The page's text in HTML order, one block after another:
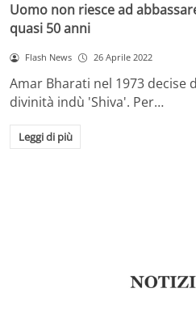
Uomo non riesce ad
quasi 50 anni
Flash News 26 Aprile 2022
Amar Bharati nel 1973 decise
divinità indù 'Shiva'. Per…
Leggi di più